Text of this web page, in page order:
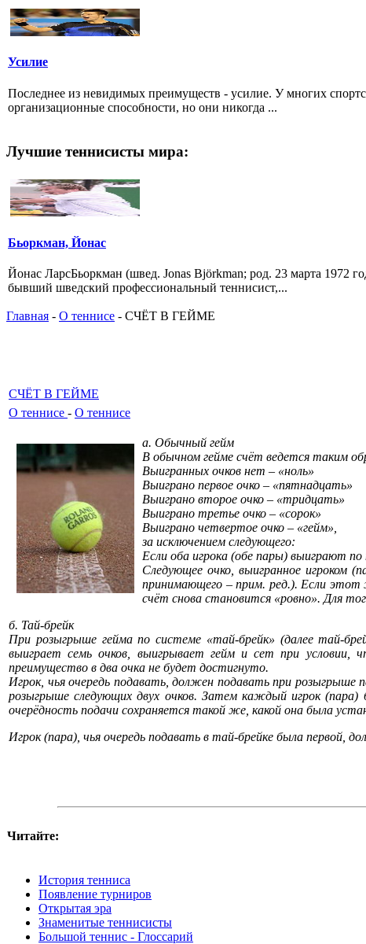
Усилие
Последнее из невидимых преимуществ - усилие. У многих
организационные способности, но они никогда ...
Лучшие теннисисты мира:
Бьоркман, Йонас
Йонас ЛарсБьоркман (швед. Jonas Björkman; род. 23 марта 1972
бывший шведский профессиональный теннисист,...
Главная - О теннисе - СЧЁТ В ГЕЙМЕ
СЧЁТ В ГЕЙМЕ
О теннисе - О теннисе
а. Обычный гейм
В обычном гейме счёт ведется таким
Выигранных очков нет – «ноль»
Выиграно первое очко – «пятнадцать»
Выиграно второе очко – «тридцать»
Выиграно третье очко – «сорок»
Выиграно четвертое очко – «гейм»,
за исключением следующего:
Если оба игрока (обе пары) выиграют
Следующее очко, выигранное игроком
принимающего – прим. ред.). Если этот
счёт снова становится «ровно». Для
б. Тай-брейк
При розыгрыше гейма по системе «тай-брейк» (далее тай-
выиграет семь очков, выигрывает гейм и сет при условии,
преимущество в два очка не будет достигнуто.
Игрок, чья очередь подавать, должен подавать при розыгрыше
розыгрыше следующих двух очков. Затем каждый игрок (пара)
очерёдность подачи сохраняется такой же, какой она была
Игрок (пара), чья очередь подавать в тай-брейке была первой,
Читайте:
История тенниса
Появление турниров
Открытая эра
Знаменитые теннисисты
Большой теннис - Глоссарий